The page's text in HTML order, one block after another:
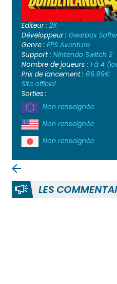
Editeur : 2K
Développeur : Gearbox
Genre : FPS Aventure
Support : Nintendo Switch 2
Nombre de joueurs : 1 à 4
Prix de lancement : 69.99€
Site officiel
Sorties :
Non renseignée
Non renseignée
Non renseignée
LES